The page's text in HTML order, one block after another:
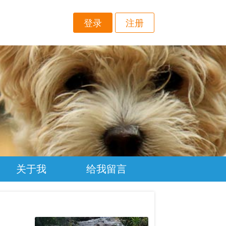
登录 注册
关于我 给我留言